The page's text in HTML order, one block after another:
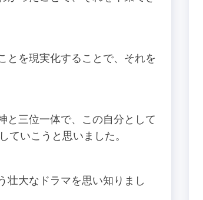
を現実化することで、それを
三位一体で、この自分として
ていこうと思いました。
大なドラマを思い知りまし